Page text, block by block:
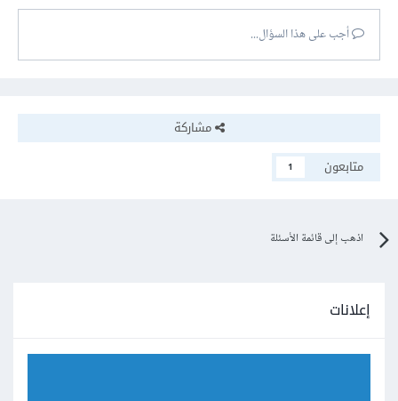
أجب على هذا السؤال...
مشاركة
متابعون
1
اذهب إلى قائمة الأسئلة
إعلانات